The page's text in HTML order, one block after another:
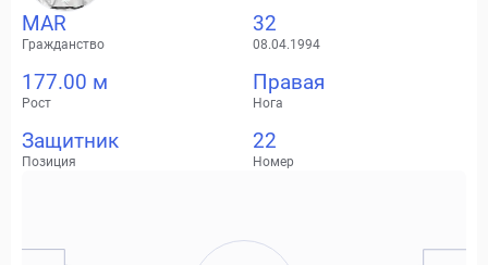
MAR
Гражданство
32
08.04.1994
177.00 м
Рост
Правая
Нога
Защитник
Позиция
22
Номер